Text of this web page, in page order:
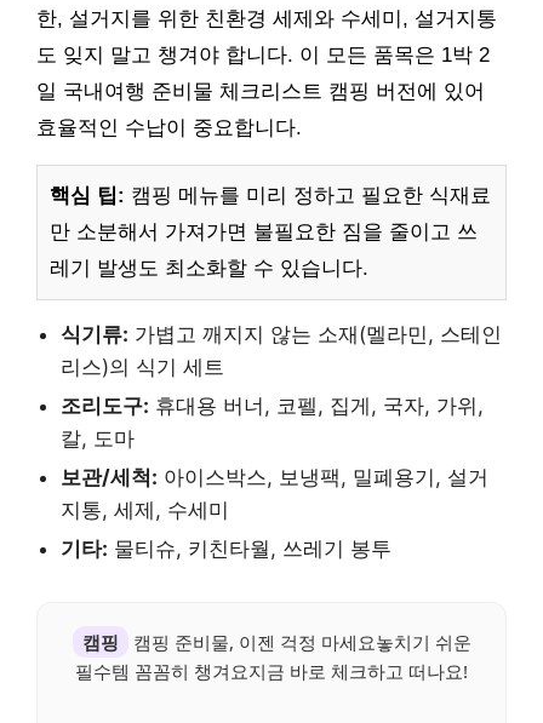
한, 설거지를 위한 친환경 세제와 수세미, 설거지통
도 잊지 말고 챙겨야 합니다. 이 모든 품목은 1박 2
일 국내여행 준비물 체크리스트 캠핑 버전에 있어
효율적인 수납이 중요합니다.
핵심 팁: 캠핑 메뉴를 미리 정하고 필요한 식재료
만 소분해서 가져가면 불필요한 짐을 줄이고 쓰
레기 발생도 최소화할 수 있습니다.
식기류: 가볍고 깨지지 않는 소재(멜라민, 스테인
리스)의 식기 세트
조리도구: 휴대용 버너, 코펠, 집게, 국자, 가위,
칼, 도마
보관/세척: 아이스박스, 보냉팩, 밀폐용기, 설거
지통, 세제, 수세미
기타: 물티슈, 키친타월, 쓰레기 봉투
캠핑
캠핑 준비물, 이젠 걱정 마세요놓치기 쉬운
필수템 꼼꼼히 챙겨요지금 바로 체크하고 떠나요!